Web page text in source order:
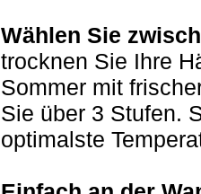
Wählen Sie
trocknen Sie Ihre
Sommer mit
Sie über 3 Stufen.
optimalste